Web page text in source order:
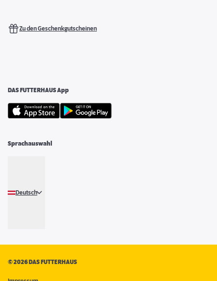
Zu den Geschenkgutscheinen
DAS FUTTERHAUS App
Sprachauswahl
Deutsch
©2026 DAS FUTTERHAUS